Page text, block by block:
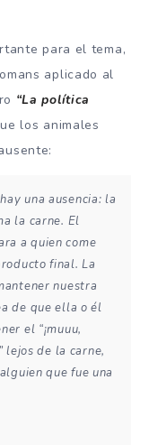
para el tema,
aplicado al
“La política
los animales
una ausencia: la
la carne. El
a quien come
final. La
nuestra
de que ella o él
el “¡muuu,
lejos de la carne,
que fue una